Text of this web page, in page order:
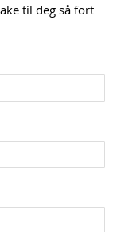
til deg så fort